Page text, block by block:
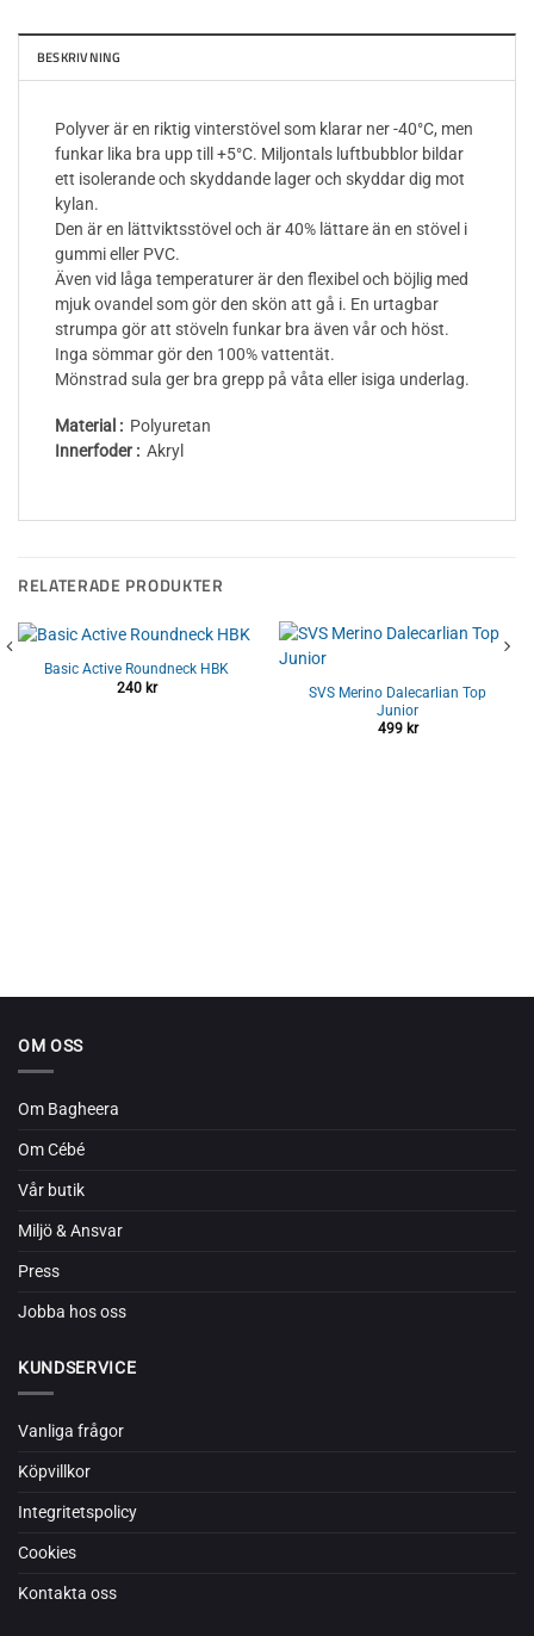
BESKRIVNING
Polyver är en riktig vinterstövel som klarar ner -40°C, men
funkar lika bra upp till +5°C. Miljontals luftbubblor bildar
ett isolerande och skyddande lager och skyddar dig mot
kylan.
Den är en lättviktsstövel och är 40% lättare än en stövel i
gummi eller PVC.
Även vid låga temperaturer är den flexibel och böjlig med
mjuk ovandel som gör den skön att gå i. En urtagbar
strumpa gör att stöveln funkar bra även vår och höst.
Inga sömmar gör den 100% vattentät.
Mönstrad sula ger bra grepp på våta eller isiga underlag.
Material : Polyuretan
Innerfoder : Akryl
RELATERADE PRODUKTER
Basic Active Roundneck HBK
240 kr
SVS Merino Dalecarlian Top
Junior
499 kr
OM OSS
Om Bagheera
Om Cébé
Vår butik
Miljö & Ansvar
Press
Jobba hos oss
KUNDSERVICE
Vanliga frågor
Köpvillkor
Integritetspolicy
Cookies
Kontakta oss